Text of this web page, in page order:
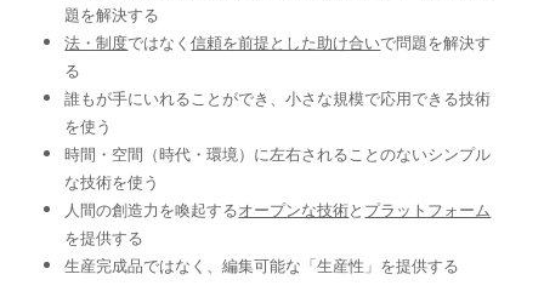
題を解決する
法・制度ではなく信頼を前提とした助け合いで問題を解決す
る
誰もが手にいれることができ、小さな規模で応用できる技術
を使う
時間・空間（時代・環境）に左右されることのないシンプル
な技術を使う
人間の創造力を喚起するオープンな技術と プラットフォーム
を提供する
生産完成品ではなく、編集可能な「生産性」を提供する